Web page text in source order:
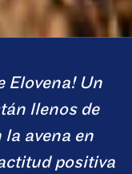
Elovena! Un
llenos de
avena en
positiva